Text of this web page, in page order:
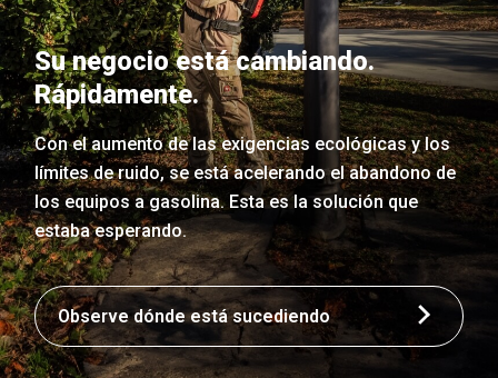
Su negocio está cambiando.
Rápidamente.
Con el aumento de las exigencias ecológicas y los
límites de ruido, se está acelerando el abandono de
los equipos a gasolina. Esta es la solución que
estaba esperando.
Observe dónde está sucediendo